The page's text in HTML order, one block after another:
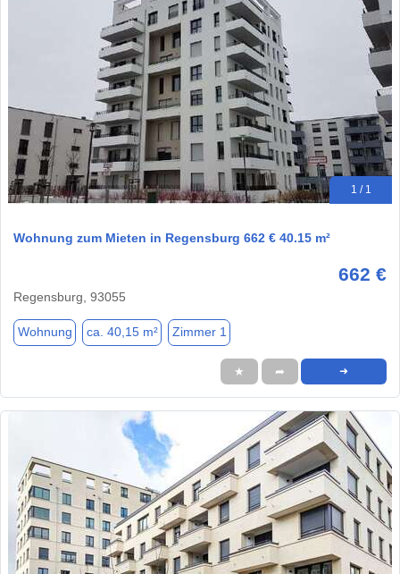
1 / 1
Wohnung zum Mieten in Regensburg 662 € 40.15 m²
662 €
Regensburg, 93055
Wohnung ca. 40,15 m² Zimmer 1
★ ➦ ➜